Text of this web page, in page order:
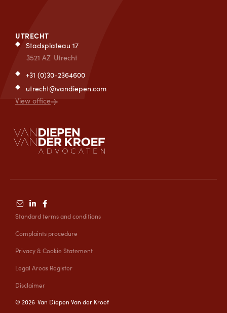
UTRECHT
Stadsplateau 17
3521 AZ Utrecht
+31 (0)30-2364600
utrecht@vandiepen.com
View office
© 2026 Van Diepen Van der Kroef
Standard terms and conditions
Complaints procedure
Privacy & Cookie Statement
Legal Areas Register
Disclaimer